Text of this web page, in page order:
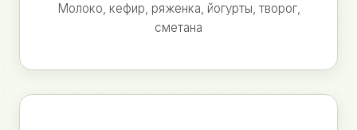
Молоко, кефир, ряженка, йогурты, творог,
сметана